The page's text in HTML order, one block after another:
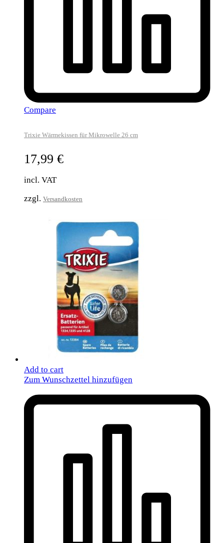
Compare
Trixie Wärmekissen für Mikrowelle 26 cm
17,99 €
incl. VAT
zzgl. Versandkosten
Add to cart
Zum Wunschzettel hinzufügen